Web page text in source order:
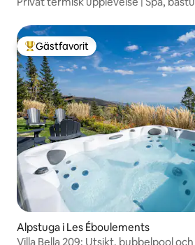
Populär gästfavorit
Gästfavorit
Alpstuga i Les Éboulements
Villa Bella 209: Utsikt, bubbelpool